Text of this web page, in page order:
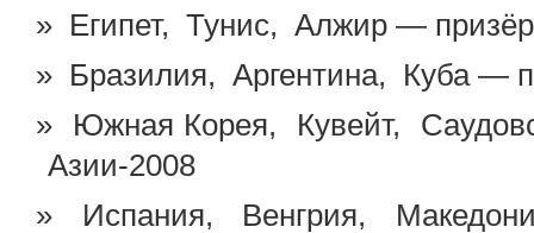
Египет, Тунис, Алжир —
Бразилия, Аргентина, Куба —
Южная Корея, Кувейт,
Азии-2008
Испания, Венгрия,